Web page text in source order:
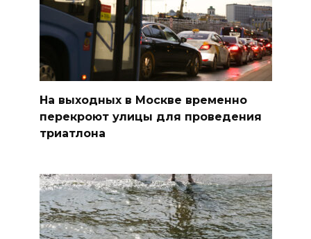
На выходных в Москве временно
перекроют улицы для проведения
триатлона